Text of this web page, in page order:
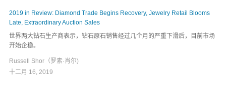
2019 in Review: Diamond Trade Begins Recovery, Jewelry Retail Blooms
Late, Extraordinary Auction Sales
世界两大钻石生产商表示，钻石原石销售经过几个月的严重下滑后，目前市场
开始企稳。
Russell Shor（罗素·肖尔)
十二月 16, 2019